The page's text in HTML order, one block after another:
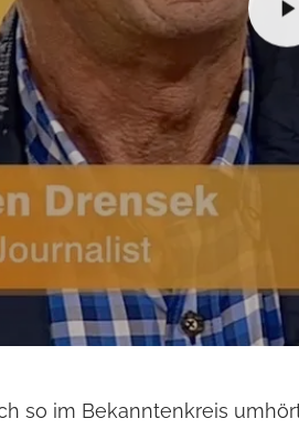
so im Bekanntenkreis